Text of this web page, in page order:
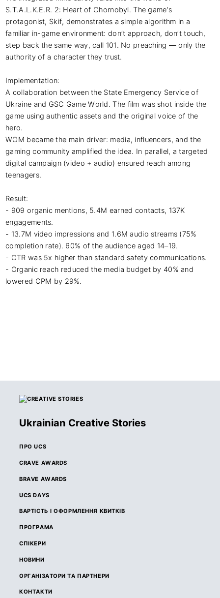
S.T.A.L.K.E.R. 2: Heart of Chornobyl. The game’s
protagonist, Skif, demonstrates a simple algorithm in a
familiar in-game environment: don’t approach, don’t touch,
step back the same way, call 101. No preaching — only the
authority of a character they trust.
Implementation:
A collaboration between the State Emergency Service of
Ukraine and GSC Game World. The film was shot inside the
game using authentic assets and the original voice of the
hero.
WOM became the main driver: media, influencers, and the
gaming community amplified the idea. In parallel, a targeted
digital campaign (video + audio) ensured reach among
teenagers.
Result:
- 909 organic mentions, 5.4M earned contacts, 137K
engagements.
- 13.7M video impressions and 1.6M audio streams (75%
completion rate). 60% of the audience aged 14–19.
- CTR was 5x higher than standard safety communications.
- Organic reach reduced the media budget by 40% and
lowered CPM by 29%.
Ukrainian Creative Stories
ПРО UCS
CRAVE AWARDS
BRAVE AWARDS
UCS DAYS
ВАРТІСТЬ І ОФОРМЛЕННЯ КВИТКІВ
ПРОГРАМА
СПІКЕРИ
НОВИНИ
ОРГАНІЗАТОРИ ТА ПАРТНЕРИ
КОНТАКТИ